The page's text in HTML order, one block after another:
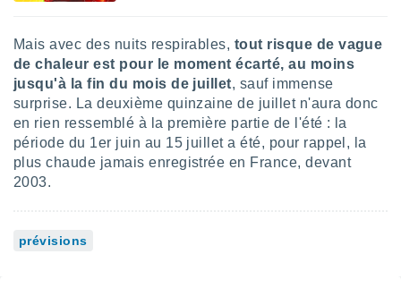
des
et du
et
Mais avec des nuits respirables, tout risque de vague
de chaleur est pour le moment écarté, au moins
jusqu'à la fin du mois de juillet, sauf immense
surprise. La deuxième quinzaine de juillet n'aura donc
en rien ressemblé à la première partie de l'été : la
période du 1er juin au 15 juillet a été, pour rappel, la
plus chaude jamais enregistrée en France, devant
2003.
prévisions